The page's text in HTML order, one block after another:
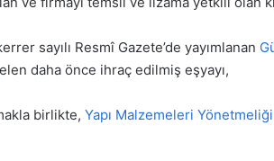
sayılı Resmî Gazete’de yayımlanan
daha önce ihraç edilmiş eşyayı,
birlikte, Yapı Malzemeleri